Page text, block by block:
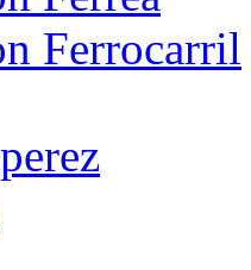
Ferrocarril